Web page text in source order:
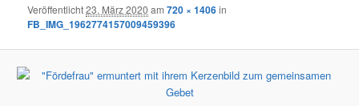
Veröffentlicht23. März 2020 am720 × 1406in
FB_IMG_1962774157009459396